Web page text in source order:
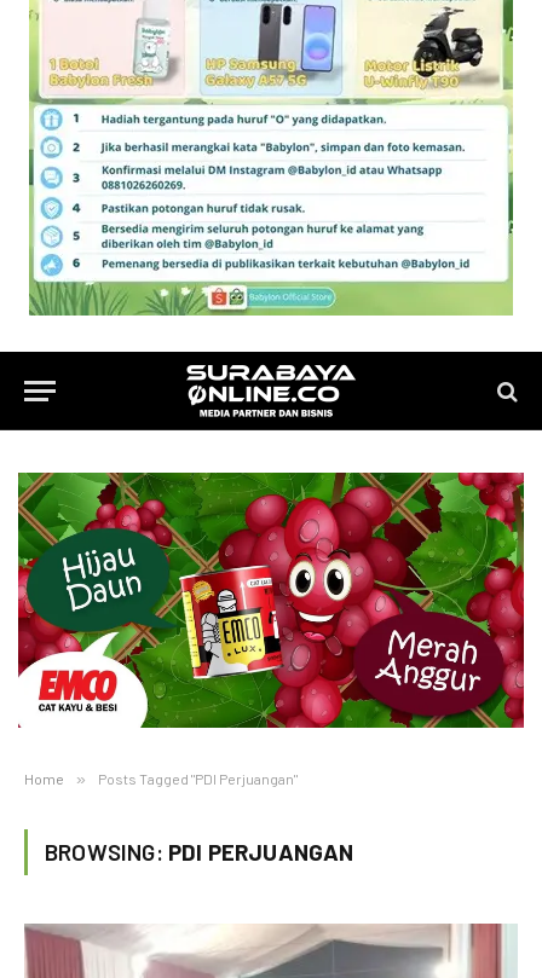
Home » Posts Tagged "PDI Perjuangan"
BROWSING: PDI PERJUANGAN